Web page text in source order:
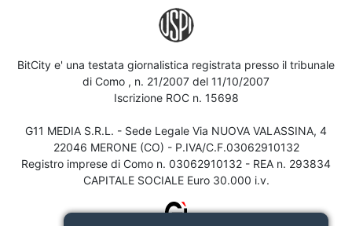
BitCity e' una testata giornalistica registrata presso il tribunale
di Como , n. 21/2007 del 11/10/2007
Iscrizione ROC n. 15698
G11 MEDIA S.R.L. - Sede Legale Via NUOVA VALASSINA, 4
22046 MERONE (CO) - P.IVA/C.F.03062910132
Registro imprese di Como n. 03062910132 - REA n. 293834
CAPITALE SOCIALE Euro 30.000 i.v.